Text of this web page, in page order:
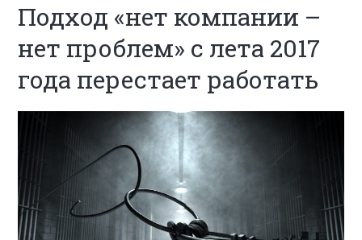
Подход «нет компании –
нет проблем» с лета 2017
года перестает работать